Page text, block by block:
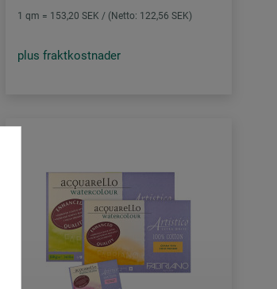
1 qm = 153,20 SEK / (Netto: 122,56 SEK)
plus fraktkostnader